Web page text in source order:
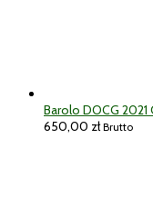
Barolo DOCG
650,00 zł Brutto